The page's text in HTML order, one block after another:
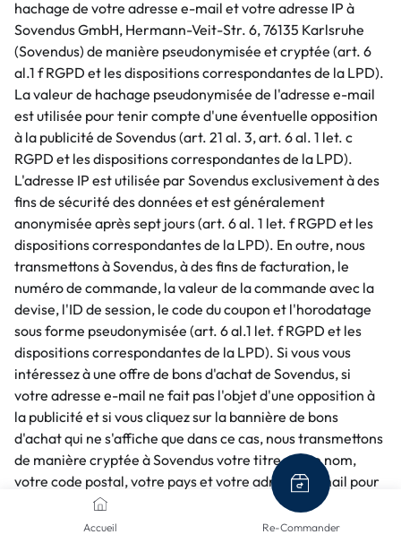
hachage de votre adresse e-mail et votre adresse IP à
Sovendus GmbH, Hermann-Veit-Str. 6, 76135 Karlsruhe
(Sovendus) de manière pseudonymisée et cryptée (art. 6
al.1 f RGPD et les dispositions correspondantes de la LPD).
La valeur de hachage pseudonymisée de l'adresse e-mail
est utilisée pour tenir compte d'une éventuelle opposition
à la publicité de Sovendus (art. 21 al. 3, art. 6 al. 1 let. c
RGPD et les dispositions correspondantes de la LPD).
L'adresse IP est utilisée par Sovendus exclusivement à des
fins de sécurité des données et est généralement
anonymisée après sept jours (art. 6 al. 1 let. f RGPD et les
dispositions correspondantes de la LPD). En outre, nous
transmettons à Sovendus, à des fins de facturation, le
numéro de commande, la valeur de la commande avec la
devise, l'ID de session, le code du coupon et l'horodatage
sous forme pseudonymisée (art. 6 al.1 let. f RGPD et les
dispositions correspondantes de la LPD). Si vous vous
intéressez à une offre de bons d'achat de Sovendus, si
votre adresse e-mail ne fait pas l'objet d'une opposition à
la publicité et si vous cliquez sur la bannière de bons
d'achat qui ne s'affiche que dans ce cas, nous transmettons
de manière cryptée à Sovendus votre titre, votre nom,
votre code postal, votre pays et votre adresse e-mail pour
la préparation du bon d'achat (art. 6 al. 1 let. b et f RGPD et
les dispositions correspondantes de la LPD).
Accueil Re-Commander